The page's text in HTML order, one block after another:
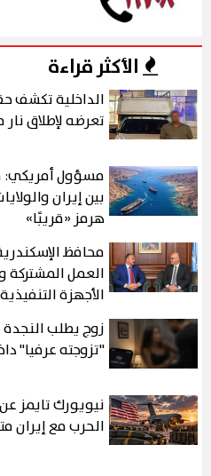
الأكثر قراءة
الداخلية تكشف
تعرضه لإطلاق
مسؤول أمريكي:
بين إيران
هرمز «قريبًا»
محافظ
العمل المشتركة
الأجهزة التنفيذية
زوج يطلب
"تزوجته عرفيا"
نيويورك تايمز
الحرب مع إيران